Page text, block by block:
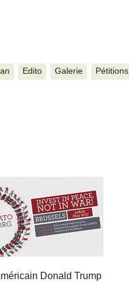
Edito Galerie Pétitions
Donald Trump